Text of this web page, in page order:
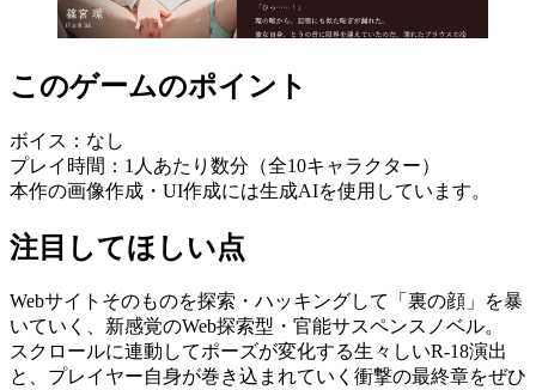
このゲームのポイント
ボイス：なし
プレイ時間：1人あたり数分（全10キャラクター）
本作の画像作成・UI作成には生成AIを使用しています。
注目してほしい点
Webサイトそのものを探索・ハッキングして「裏の顔」を暴
いていく、新感覚のWeb探索型・官能サスペンスノベル。
スクロールに連動してポーズが変化する生々しいR-18演出
と、プレイヤー自身が巻き込まれていく衝撃の最終章をぜひ